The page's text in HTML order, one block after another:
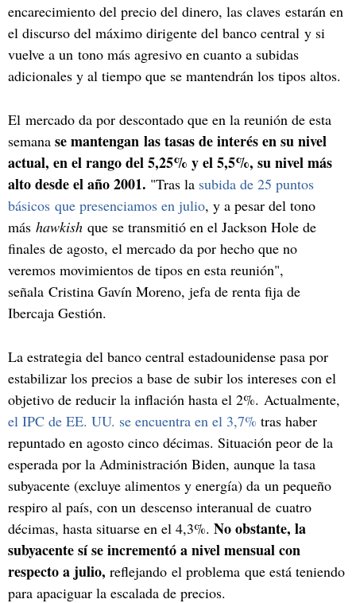
encarecimiento del precio del dinero, las claves estarán en
el discurso del máximo dirigente del banco central y si
vuelve a un tono más agresivo en cuanto a subidas
adicionales y al tiempo que se mantendrán los tipos altos.
El mercado da por descontado que en la reunión de esta
semana se mantengan las tasas de interés en su nivel
actual, en el rango del 5,25% y el 5,5%, su nivel más
alto desde el año 2001. "Tras la subida de 25 puntos
básicos que presenciamos en julio, y a pesar del tono
más hawkish que se transmitió en el Jackson Hole de
finales de agosto, el mercado da por hecho que no
veremos movimientos de tipos en esta reunión",
señala Cristina Gavín Moreno, jefa de renta fija de
Ibercaja Gestión.
La estrategia del banco central estadounidense pasa por
estabilizar los precios a base de subir los intereses con el
objetivo de reducir la inflación hasta el 2%. Actualmente,
el IPC de EE. UU. se encuentra en el 3,7% tras haber
repuntado en agosto cinco décimas. Situación peor de la
esperada por la Administración Biden, aunque la tasa
subyacente (excluye alimentos y energía) da un pequeño
respiro al país, con un descenso interanual de cuatro
décimas, hasta situarse en el 4,3%. No obstante, la
subyacente sí se incrementó a nivel mensual con
respecto a julio, reflejando el problema que está teniendo
para apaciguar la escalada de precios.